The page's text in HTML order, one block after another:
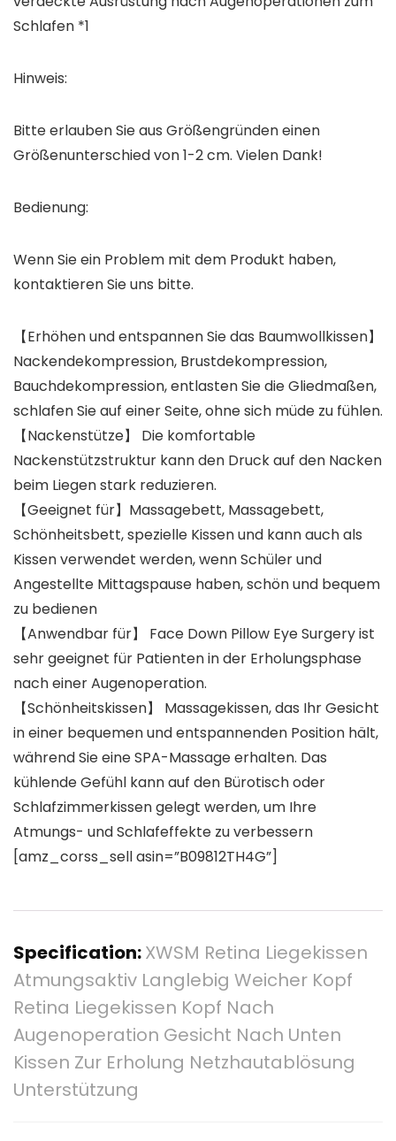
Schlafen *1
Hinweis:
Bitte erlauben Sie aus Größengründen einen
Größenunterschied von 1-2 cm. Vielen Dank!
Bedienung:
Wenn Sie ein Problem mit dem Produkt haben,
kontaktieren Sie uns bitte.
【Erhöhen und entspannen Sie das Baumwollkissen】
Nackendekompression, Brustdekompression,
Bauchdekompression, entlasten Sie die Gliedmaßen,
schlafen Sie auf einer Seite, ohne sich müde zu fühlen.
【Nackenstütze】 Die komfortable
Nackenstützstruktur kann den Druck auf den Nacken
beim Liegen stark reduzieren.
【Geeignet für】Massagebett, Massagebett,
Schönheitsbett, spezielle Kissen und kann auch als
Kissen verwendet werden, wenn Schüler und
Angestellte Mittagspause haben, schön und bequem
zu bedienen
【Anwendbar für】 Face Down Pillow Eye Surgery ist
sehr geeignet für Patienten in der Erholungsphase
nach einer Augenoperation.
【Schönheitskissen】 Massagekissen, das Ihr Gesicht
in einer bequemen und entspannenden Position hält,
während Sie eine SPA-Massage erhalten. Das
kühlende Gefühl kann auf den Bürotisch oder
Schlafzimmerkissen gelegt werden, um Ihre
Atmungs- und Schlafeffekte zu verbessern
[amz_corss_sell asin=”B09812TH4G”]
Specification:XWSM Retina Liegekissen
Atmungsaktiv Langlebig Weicher Kopf
Retina Liegekissen Kopf Nach
Augenoperation Gesicht Nach Unten
Kissen Zur Erholung Netzhautablösung
Unterstützung